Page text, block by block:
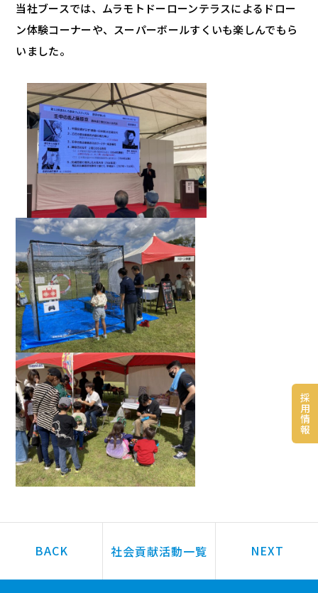
採
用
情
報
当社ブースでは、ムラモトドーローンテラスによるドロー
ン体験コーナーや、スーパーボールすくいも楽しんでもら
いました。
社会貢献活動一覧